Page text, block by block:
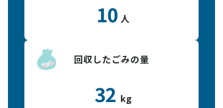
10 人
回収したごみの量
32 kg